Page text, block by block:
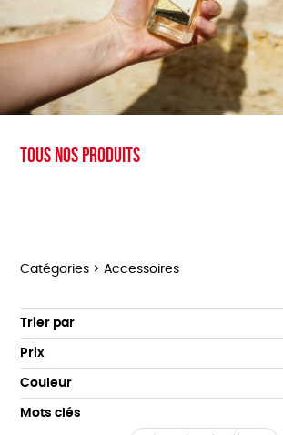
Tous nos produits
Catégories > Accessoires
NOTRE COLLECTION
ACCESSOIRES
MAISON
BIEN-ÊTRE
Trier par
Par défaut
Popularité
Prix : du - cher au + cher
Prix
Tous
0 € - 50 €
Couleur
Blanc Pur
violet
Mots clés